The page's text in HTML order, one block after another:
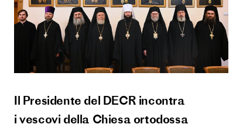
Il Presidente del DECR incontra
i vescovi della Chiesa ortodossa